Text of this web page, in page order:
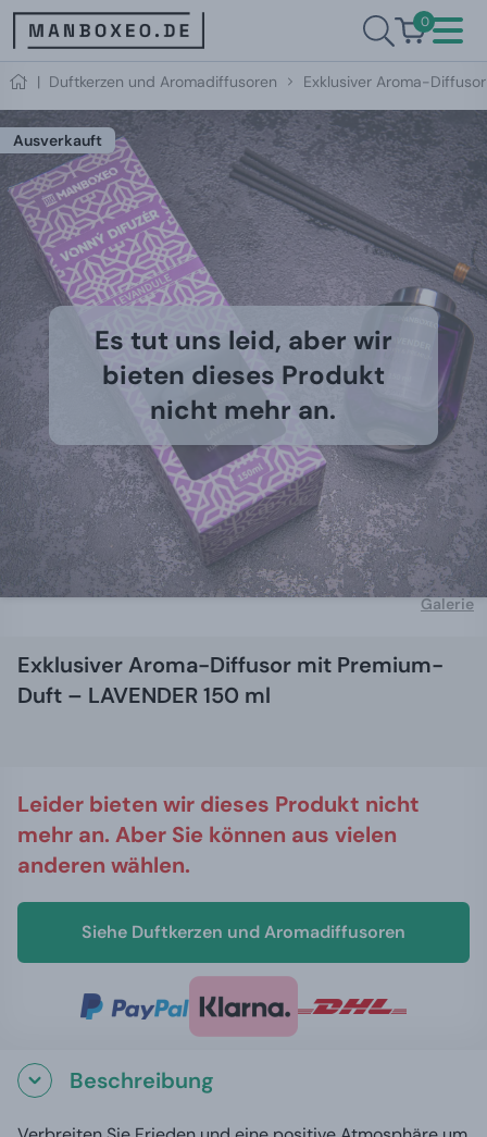
0
| Duftkerzen und Aromadiffusoren Exklusiver Aroma-
Ausverkauft
Es tut uns leid, aber wir
bieten dieses Produkt
nicht mehr an.
Galerie
Exklusiver Aroma-Diffusor mit Premium-
Duft – LAVENDER 150 ml
Leider bieten wir dieses Produkt nicht
mehr an. Aber Sie können aus vielen
anderen wählen.
Siehe Duftkerzen und Aromadiffusoren
Beschreibung